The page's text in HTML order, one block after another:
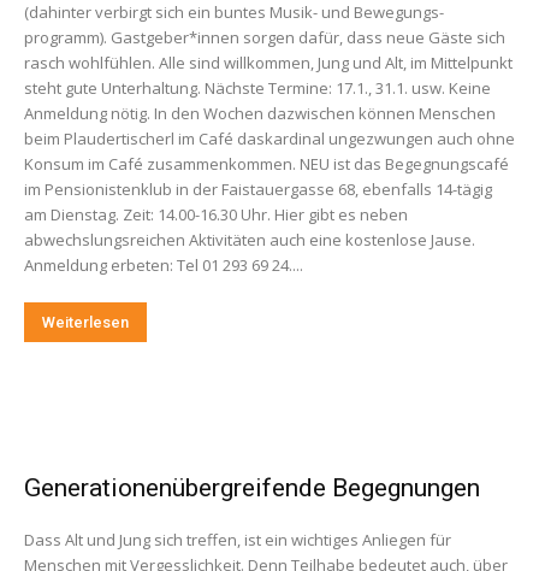
(dahinter verbirgt sich ein buntes Musik- und Bewegungs­
programm). Gastgeber*innen sorgen dafür, dass neue Gäste sich
rasch wohlfühlen. Alle sind willkommen, Jung und Alt, im Mittelpunkt
steht gute Unterhaltung. Nächste Termine: 17.1., 31.1. usw. Keine
Anmeldung nötig. In den Wochen dazwischen können Menschen
beim Plaudertischerl im Café daskardinal ungezwungen auch ohne
Konsum im Café zusammenkommen. NEU ist das Begegnungscafé
im Pensionistenklub in der Faistauergasse 68, ebenfalls 14-tägig
am Dienstag. Zeit: 14.00-16.30 Uhr. Hier gibt es neben
abwechslungsreichen Aktivitäten auch eine kostenlose Jause.
Anmeldung erbeten: Tel 01 293 69 24....
Weiterlesen
Generationenübergreifende Begegnungen
Dass Alt und Jung sich treffen, ist ein wichtiges Anliegen für
Menschen mit Vergesslichkeit. Denn Teilhabe bedeutet auch, über